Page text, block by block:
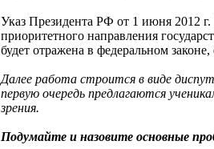
Указ Президента РФ от 1 июня 2012
приоритетного направления
будет отражена в федеральном
Далее работа строится в виде
первую очередь предлагаются
зрения.
Подумайте и назовите основные